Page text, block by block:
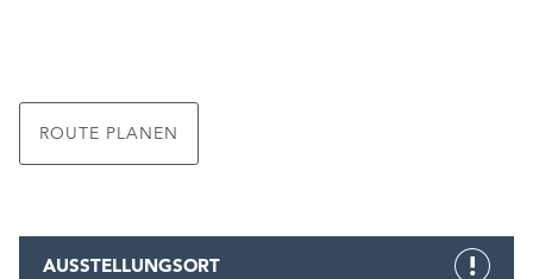
ROUTE PLANEN
AUSSTELLUNGSORT